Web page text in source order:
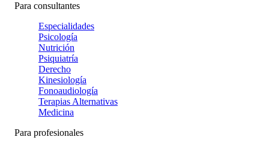
Para consultantes
Especialidades
Psicología
Nutrición
Psiquiatría
Derecho
Kinesiología
Fonoaudiología
Terapias Alternativas
Medicina
Para profesionales